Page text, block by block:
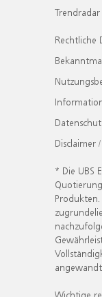
Trendradar
Rechtliche
Disclaimer
* Die UBS